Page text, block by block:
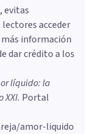
evitas
acceder
información
dar crédito a los
líquido: la
XXI. Portal
amor-liquido